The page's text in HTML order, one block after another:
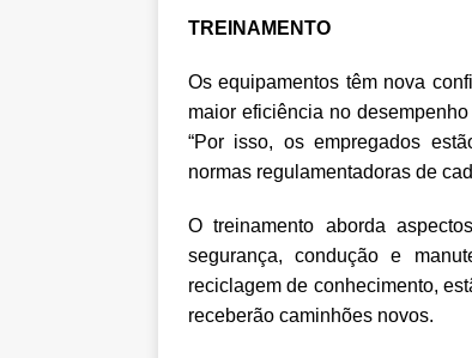
TREINAMENTO
Os equipamentos têm nova
maior eficiência no
“Por isso, os empregados
normas regulamentadoras de
O treinamento aborda
segurança, condução e
reciclagem de conhecimento,
receberão caminhões novos.